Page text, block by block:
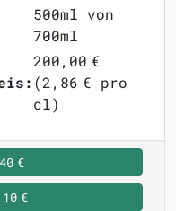
500ml von
700ml
200,00 €
(2,86 € pro
cl)
€
€